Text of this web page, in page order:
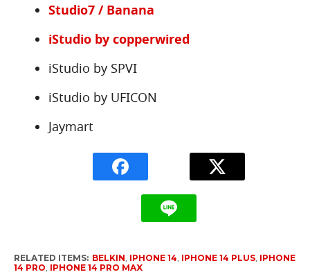
Studio7 / Banana
iStudio by copperwired
iStudio by SPVI
iStudio by UFICON
Jaymart
RELATED ITEMS: BELKIN IPHONE 14 IPHONE 14 PLUS, IPHONE
14 PRO IPHONE 14 PRO MAX